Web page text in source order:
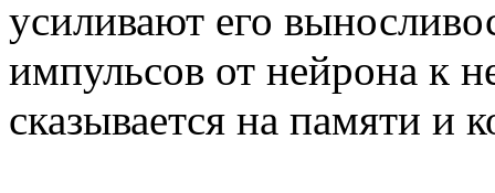
усиливают его
импульсов от нейрона к
сказывается на памяти и